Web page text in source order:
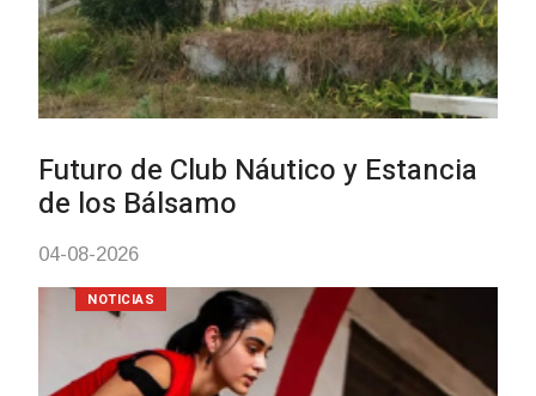
Actualización sobre la agenda de
vacunación contra el
meningococo
03-08-2026
NOTICIAS